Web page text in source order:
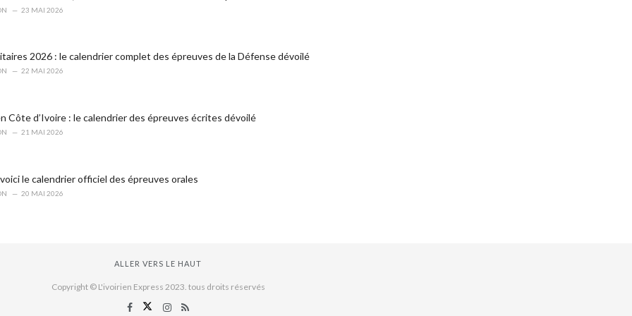
23 MAI 2026
2026 : le calendrier complet des épreuves de la Défense dévoilé
22 MAI 2026
Côte d’Ivoire : le calendrier des épreuves écrites dévoilé
21 MAI 2026
le calendrier officiel des épreuves orales
20 MAI 2026
ALLER VERS LE HAUT
Copyright © L'ivoirien Express 2023. tous droits réservés